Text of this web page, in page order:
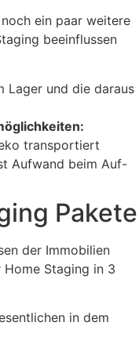
ein paar weitere
beeinflussen
Lager und die daraus
transportiert
Aufwand beim Auf-
Pakete
der Immobilien
Staging in 3
in dem